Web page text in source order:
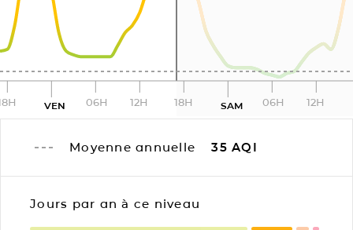
VEN 06H 12H 18H SAM 06H 12H
Moyenne annuelle 35 AQI
Jours par an à ce niveau